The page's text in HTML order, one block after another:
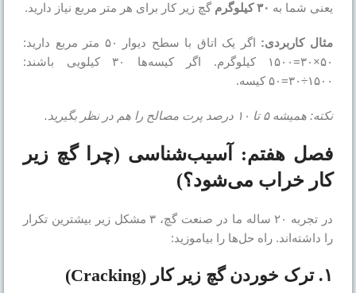
یعنی شما به ۳۰ کیلوگرم گچ زیر کار برای هر متر مربع نیاز دارید.
مثال کاربردی: اگر یک اتاق با سطح دیوار ۵۰ متر مربع دارید:
۵۰× ۳۰=۱۵۰۰
کیلوگرم. اگر کیسه‌ها ۳۰ کیلویی باشند:
۱۵۰۰÷۳۰=۵۰ کیسه.
نکته: همیشه ۵ تا ۱۰ درصد پرت مصالح را هم در نظر بگیرید.
فصل هفتم: آسیب‌شناسی (چرا گچ زیر
کار خراب می‌شود؟)
در تجربه ۲۰ ساله ما در صنعت گچ، ۳ مشکل زیر بیشترین تکرار
را داشته‌اند. راه حل‌ها را بیاموزید:
۱. ترک خوردن گچ زیر کار (Cracking)